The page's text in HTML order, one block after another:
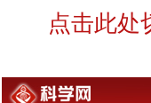
点击此处